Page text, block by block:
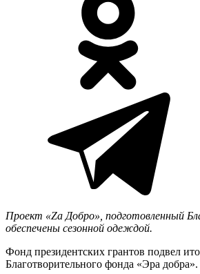
Проект «Zа Добро», подготовленный
обеспечены сезонной одеждой.
Фонд президентских грантов подвел
Благотворительного фонда «Эра добра».